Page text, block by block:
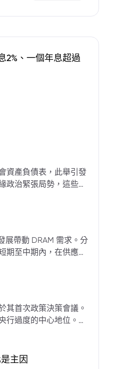
2%、一個年息超過
資產負債表，此舉引發
政治緊張局勢，這些因
重點將放在維持較高
展帶動 DRAM 需求。分
期至中期內，在供應受
其首次政策決策會議。
行過度的中心地位。他
經濟基本面的關注。
主因